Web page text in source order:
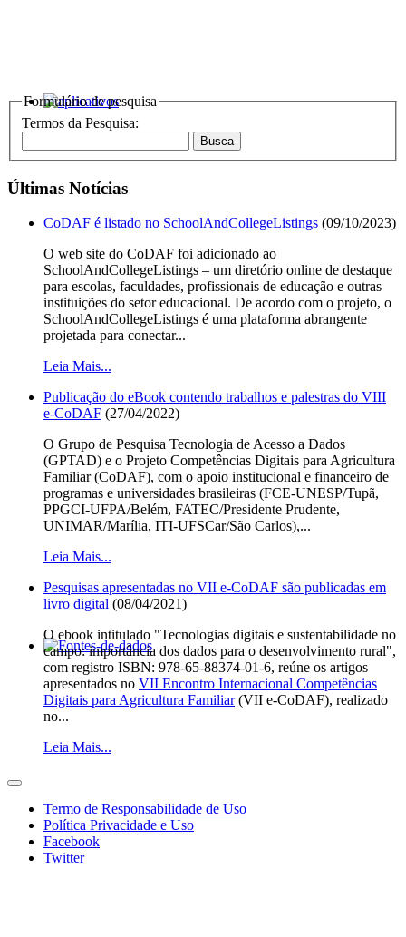
Formulário de pesquisa
Termos da Pesquisa:
Busca
Últimas Notícias
CoDAF é listado no SchoolAndCollegeListings (09/10/2023)
O web site do CoDAF foi adicionado ao
SchoolAndCollegeListings – um diretório online de destaque
para escolas, faculdades, profissionais de educação e outras
instituições do setor educacional. De acordo com o projeto, o
SchoolAndCollegeListings é uma plataforma abrangente
projetada para conectar...
Leia Mais...
Publicação do eBook contendo trabalhos e palestras do VIII
e-CoDAF (27/04/2022)
O Grupo de Pesquisa Tecnologia de Acesso a Dados
(GPTAD) e o Projeto Competências Digitais para Agricultura
Familiar (CoDAF), com o apoio institucional e financeiro de
programas e universidades brasileiras (FCE-UNESP/Tupã,
PPGCI-UFPA/Belém, FATEC/Presidente Prudente,
UNIMAR/Marília, ITI-UFSCar/São Carlos),...
Leia Mais...
Pesquisas apresentadas no VII e-CoDAF são publicadas em
livro digital (08/04/2021)
O ebook intitulado "Tecnologias digitais e sustentabilidade no
campo: importância dos dados para o desenvolvimento rural",
com registro ISBN: 978-65-88374-01-6, reúne os artigos
apresentados no VII Encontro Internacional Competências
Digitais para Agricultura Familiar(VII e-CoDAF), realizado
no...
Leia Mais...
Termo de Responsabilidade de Uso
Política Privacidade e Uso
Facebook
Twitter